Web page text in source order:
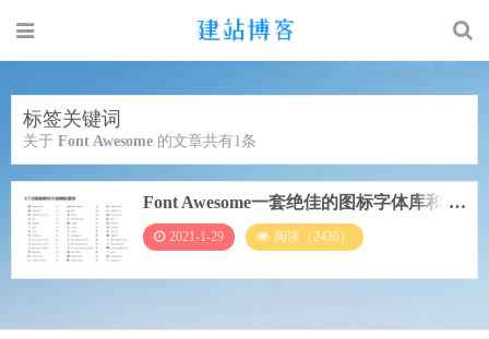
标签关键词
关于 Font Awesome 的文章共有1条
Font Awesome一套绝佳的图标字体库和
CSS框架
2021-1-29 阅读（2436）